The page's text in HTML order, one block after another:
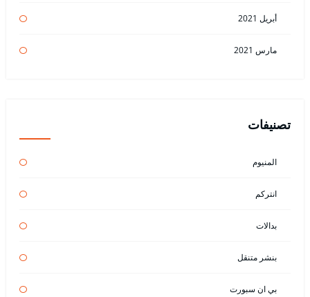
أبريل 2021
مارس 2021
تصنيفات
المنيوم
انتركم
بدالات
بنشر متنقل
بي ان سبورت